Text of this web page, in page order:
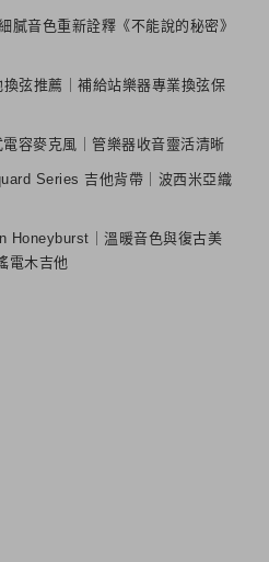
膩音色重新詮釋《不能說的秘密》
弦推薦｜補給站樂器專業換弦保
容麥克風｜管樂器收音靈活清晰
Series 吉他背帶｜波西米亞織
Honeyburst｜溫暖音色與復古美
電木吉他